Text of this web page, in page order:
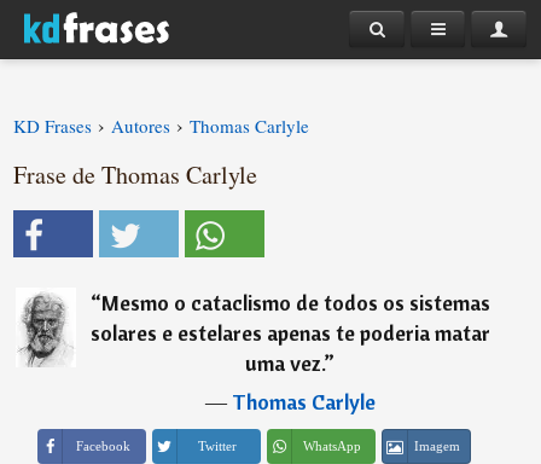
KD Frases › Autores › Thomas Carlyle
Frase de Thomas Carlyle
“Mesmo o cataclismo de todos os sistemas
solares e estelares apenas te poderia matar
uma vez.”
―Thomas Carlyle
Facebook Twitter WhatsApp Imagem